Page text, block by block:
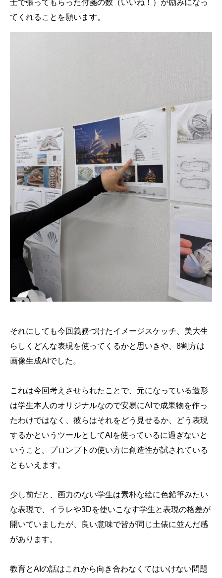
士で張ってもらった付箋の数（いいね！）が励みになっ
てくれることを願います。
それにしても今回義務づけたイメージスケッチ、美大生
らしくどんな表現を使ってくるかと思いきや、8割方は
画像生成AIでした。
これは今回考えさせられたことで、元になっている造形
は学生本人のオリジナルなので安易にAIで成果物を作っ
たわけではなく、彼らはそれをどう見せるか、どう表現
するかというツールとしてAIを使っているに過ぎないと
いうこと。プロンプトの使い方に創造性が試されている
ともいえます。
少し前だと、画力のない学生は素朴な絵に色鉛筆みたい
な表現で、イラレや3Dを使いこなす学生と表現の格差が
開いていましたが、良い意味で皆が同じ土俵に並んだ感
があります。
教育とAIの話はこれから向き合わなくてはいけない問題